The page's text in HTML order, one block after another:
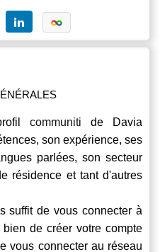
communiti de Davia
son expérience, ses
parlées, son secteur
résidence et tant d'autres
suffit de vous connecter à
bien de créer votre compte
vous connecter au réseau